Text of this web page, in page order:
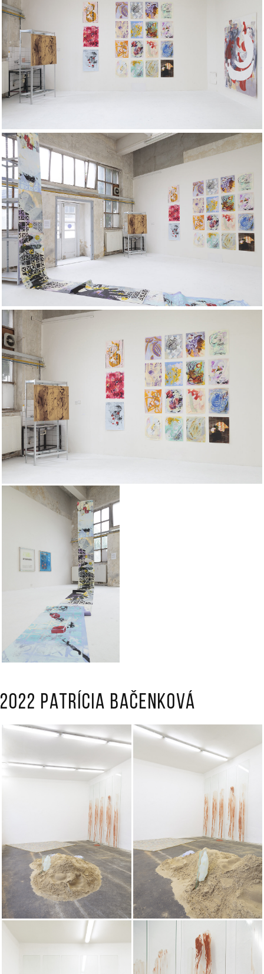
2022 Patrícia Bačenková